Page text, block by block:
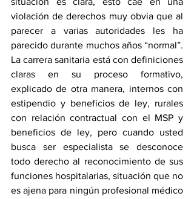
violación de derechos muy obvia que al
parecer a varias autoridades les ha
parecido durante muchos años “normal”.
La carrera sanitaria está con definiciones
claras en su proceso formativo,
explicado de otra manera, internos con
estipendio y beneficios de ley, rurales
con relación contractual con el MSP y
beneficios de ley, pero cuando usted
busca ser especialista se desconoce
todo derecho al reconocimiento de sus
funciones hospitalarias, situación que no
es ajena para ningún profesional médico